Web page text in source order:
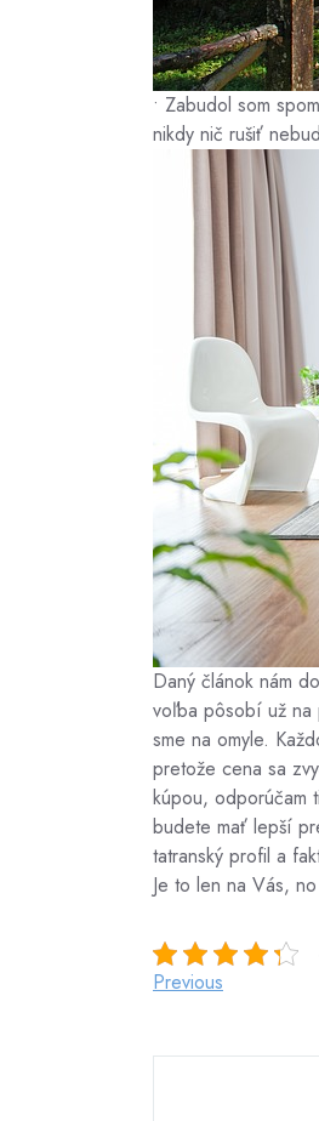
• Zabudol som
nikdy nič rušiť
Daný článok nám
voľba pôsobí už na
sme na omyle.
pretože cena sa
kúpou, odporúčam
budete mať lepší
tatranský profil a
Je to len na Vás,
Post
Previous
Previous